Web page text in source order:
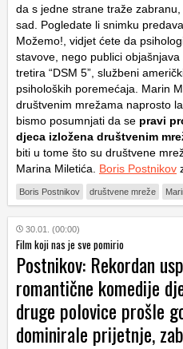
da s jedne strane traže
sad. Pogledate li snimku
Možemo!, vidjet ćete da
stavove, nego publici
tretira “DSM 5”, službeni
psiholoških poremećaja. Marin
društvenim mrežama naprosto
bismo posumnjati da se pravi
djeca izložena društvenim
biti u tome što su društvene
Marina Miletića. Boris Postnikov
Boris Postnikov društvene mreže
30.01. (00:00)
Film koji nas je sve pomirio
Postnikov: Rekordan
romantične komedije
druge polovice prošle
dominirale prijetnje,